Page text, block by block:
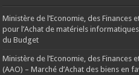
Ministère de l’Economie, des Finances
pour l’Achat de matériels
du Budget
Ministère de l’Economie, des Finances
(AAO) – Marché d’Achat des biens en